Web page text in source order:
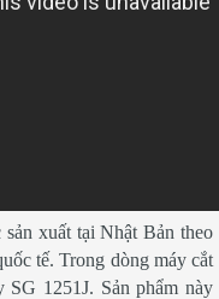
xuất tại Nhật Bản theo
tế. Trong dòng máy cắt
1251J. Sản phẩm này